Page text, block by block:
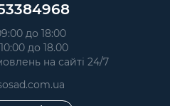
до 18:00
до 18.00
на сайті 24/7